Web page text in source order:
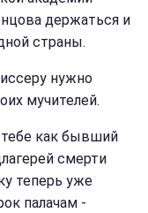
держаться и
страны.
нужно
мучителей.
как бывший
смерти
теперь уже
палачам -